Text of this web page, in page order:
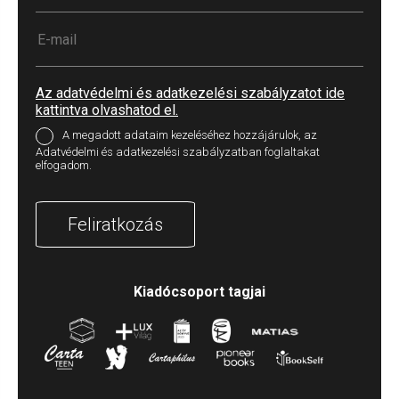
Az adatvédelmi és adatkezelési szabályzatot ide
kattintva olvashatod el.
A megadott adataim kezeléséhez hozzájárulok, az
Adatvédelmi és adatkezelési szabályzatban foglaltakat
elfogadom.
Feliratkozás
Kiadócsoport tagjai